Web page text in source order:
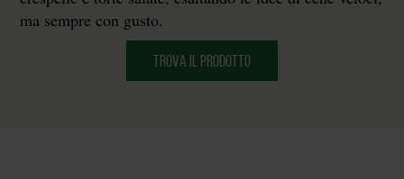
ma sempre con gusto.
TROVA IL PRODOTTO